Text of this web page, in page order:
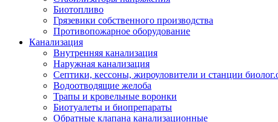
Биотопливо
Грязевики собственного производства
Противопожарное оборудование
Канализация
Внутренняя канализация
Наружная канализация
Септики, кессоны, жироуловители и станции
Водоотводящие желоба
Трапы и кровельные воронки
Биотуалеты и биопрепараты
Обратные клапана канализационные